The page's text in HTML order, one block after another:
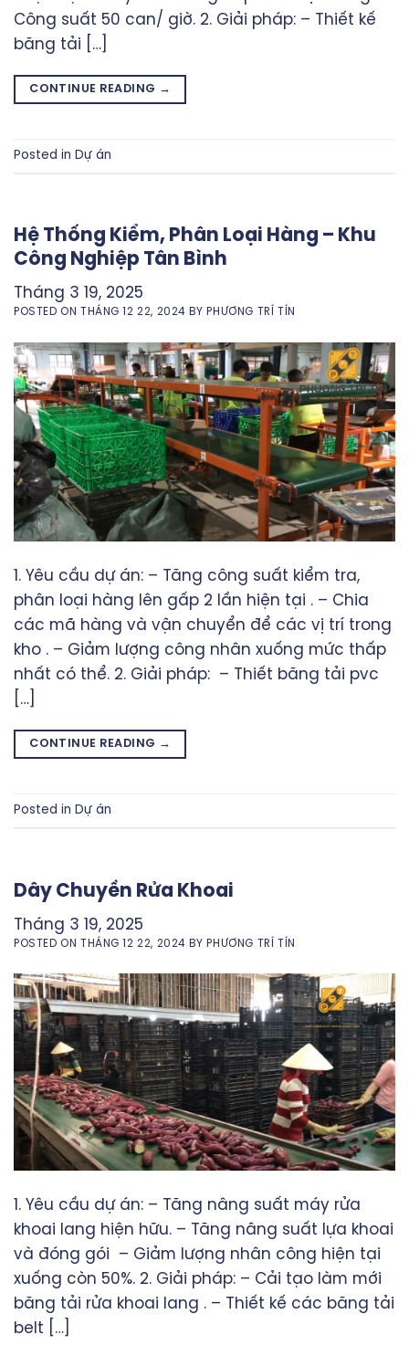
Công suất 50 can/ giờ. 2. Giải pháp: – Thiết kế
băng tải […]
CONTINUE READING →
Posted in Dự án
Hệ Thống Kiểm, Phân Loại Hàng – Khu
Công Nghiệp Tân Bình
Tháng 3 19, 2025
POSTED ON THÁNG 12 22, 2024 BY PHƯƠNG TRÍ TÍN
1. Yêu cầu dự án: – Tăng công suất kiểm tra,
phân loại hàng lên gấp 2 lần hiện tại . – Chia
các mã hàng và vận chuyển để các vị trí trong
kho . – Giảm lượng công nhân xuống mức thấp
nhất có thể. 2. Giải pháp: – Thiết băng tải pvc
[…]
CONTINUE READING →
Posted in Dự án
Dây Chuyền Rửa Khoai
Tháng 3 19, 2025
POSTED ON THÁNG 12 22, 2024 BY PHƯƠNG TRÍ TÍN
1. Yêu cầu dự án: – Tăng nâng suất máy rửa
khoai lang hiện hữu. – Tăng nâng suất lựa khoai
và đóng gói – Giảm lượng nhân công hiện tại
xuống còn 50%. 2. Giải pháp: – Cải tạo làm mới
băng tải rửa khoai lang . – Thiết kế các băng tải
belt […]